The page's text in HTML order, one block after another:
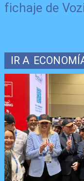
fichaje de
IR A